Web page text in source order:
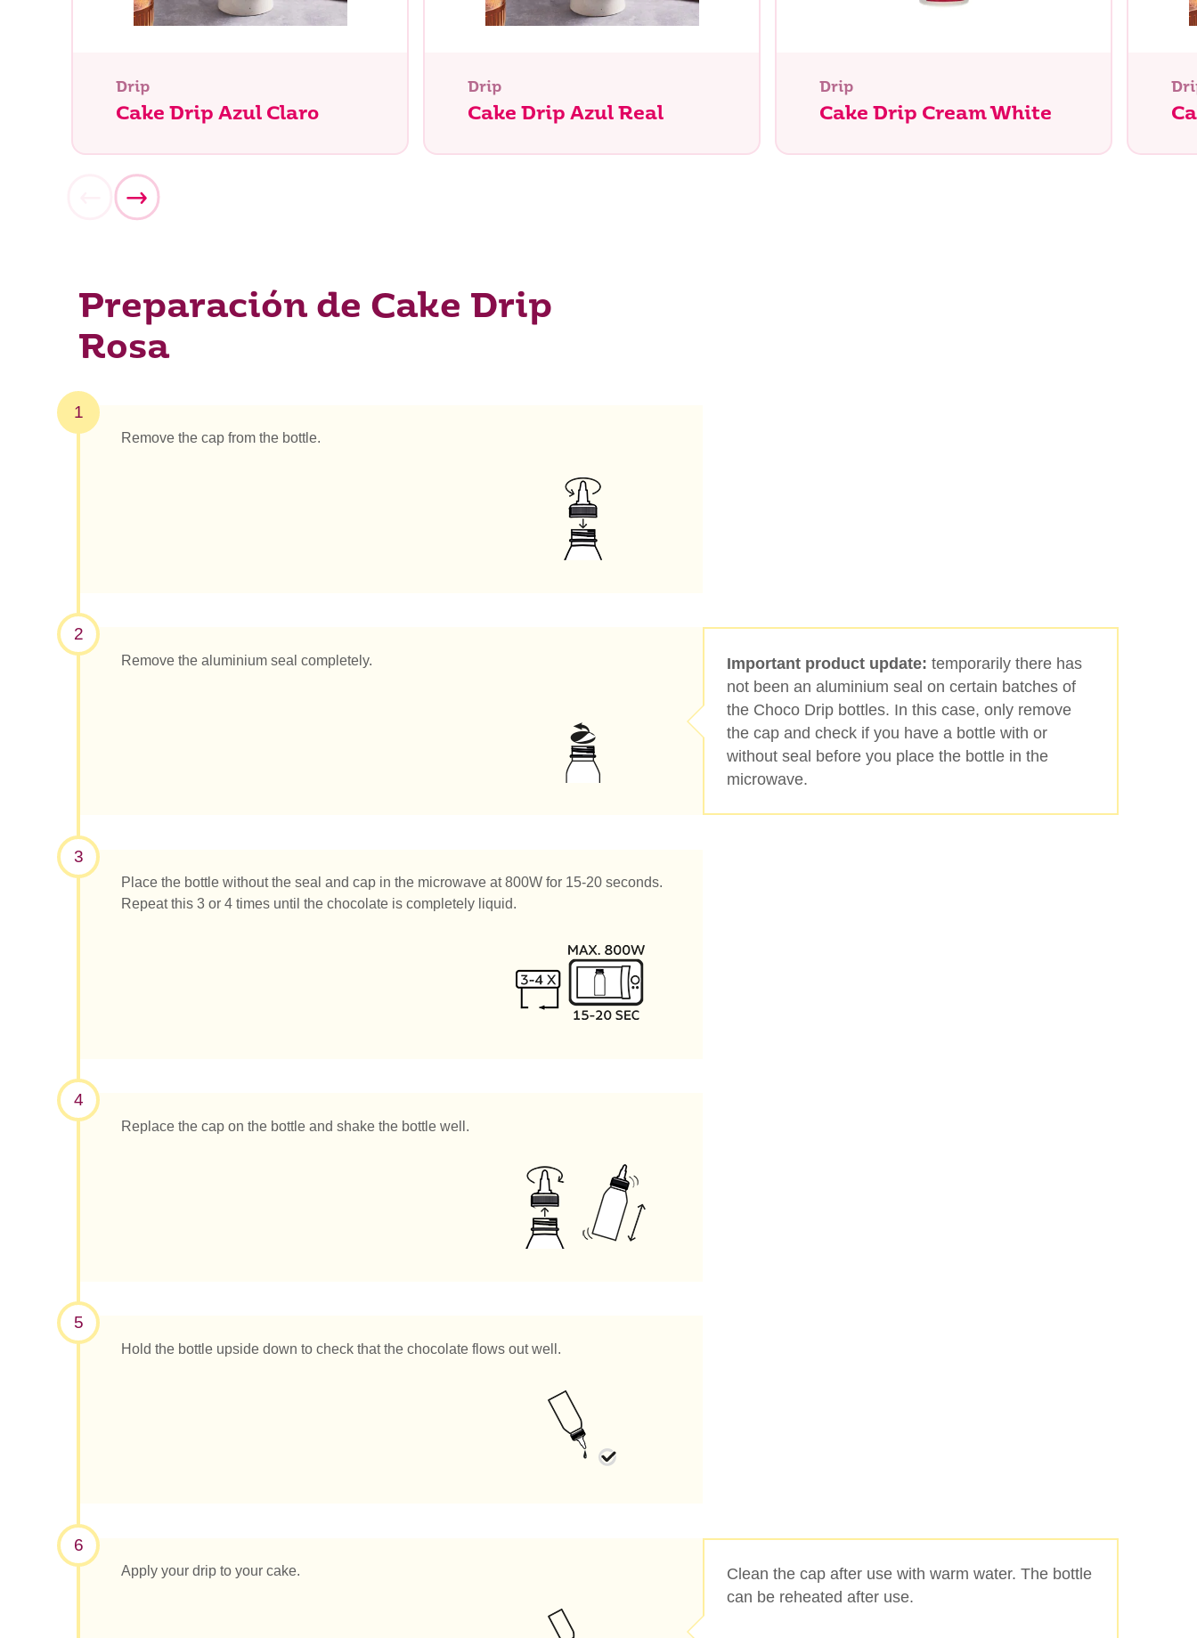
Drip
Cake Drip Azul Claro
Drip
Cake Drip Azul Real
Drip
Cake Drip Cream White
Preparación de Cake Drip
Rosa
1
Remove the cap from the bottle.
2
Remove the aluminium seal completely. Important product update: temporarily there has
not been an aluminium seal on certain batches of
the Choco Drip bottles. In this case, only remove
the cap and check if you have a bottle with or
without seal before you place the bottle in the
microwave.
3
Place the bottle without the seal and cap in the microwave at 800W for 15-20 seconds.
Repeat this 3 or 4 times until the chocolate is completely liquid.
4
Replace the cap on the bottle and shake the bottle well.
5
Hold the bottle upside down to check that the chocolate flows out well.
6
Apply your drip to your cake.
Clean the cap after use with warm water. The bottle
can be reheated after use.